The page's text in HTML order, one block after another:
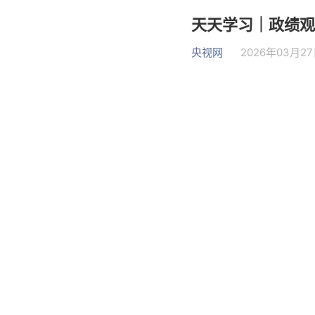
天天学习｜政绩
央视网 2026年03月27